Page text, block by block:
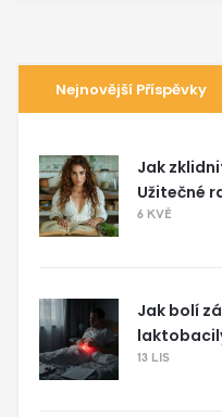
Nejnovější Příspěvky
Jak
Užitečné
6 KVĚ
Jak bolí
13 LIS